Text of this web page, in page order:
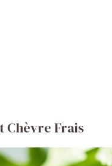
Chèvre Frais